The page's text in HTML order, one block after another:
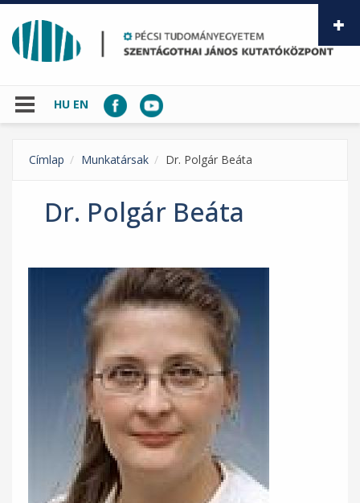
Ugrás a tartalomra
HU EN
Címlap Munkatársak Dr. Polgár Beáta
Dr. Polgár Beáta